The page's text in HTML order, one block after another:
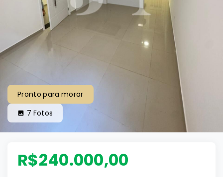
Pronto para morar
7 Fotos
R$240.000,00